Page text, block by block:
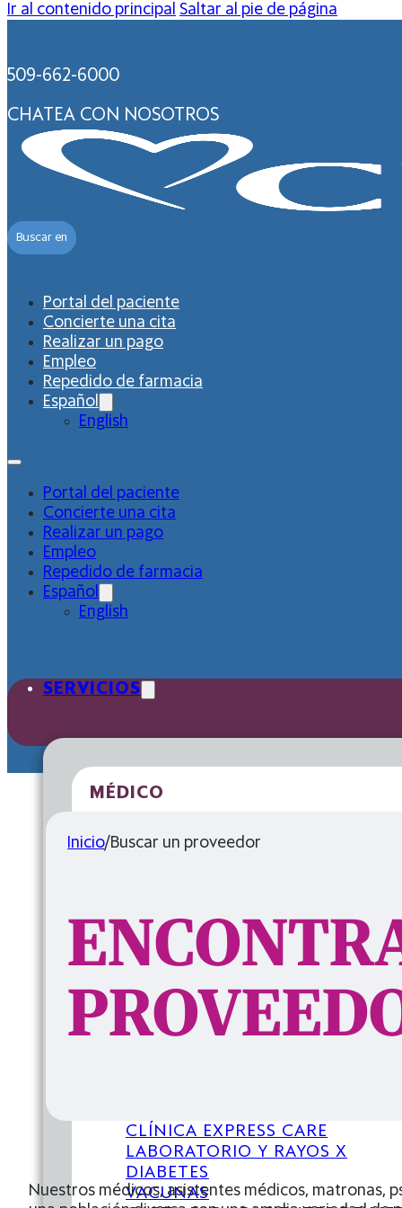
Ir al contenido principal Saltar al pie de página
509-662-6000
CHATEA CON NOSOTROS
Buscar en
Portal del paciente
Concierte una cita
Realizar un pago
Empleo
Repedido de farmacia
Español
English
Portal del paciente
Concierte una cita
Realizar un pago
Empleo
Repedido de farmacia
Español
English
SERVICIOS
MÉDICO
PEDIATRÍA
DIABETES
VACUNAS
CARTA PARA PACIENTES DE
DIVULGACIÓN
COMISIÓN CONJUNTA
FERIA DE LA SALUD DE VUELTA AL
CLÍNICA EXPRESS CARE
LABORATORIO Y RAYOS X
DIABETES
VACUNAS
Inicio/Buscar un proveedor
Nuestros médicos, asistentes médicos, matronas,